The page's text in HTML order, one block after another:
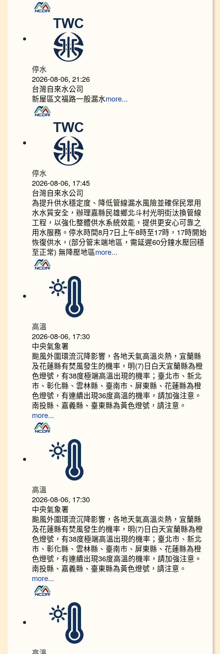
停水
2026-08-06, 21:26
台灣自來水公司
新屋區文福路一般漏水more...
停水
2026-08-06, 17:45
台灣自來水公司
為提升供水穩定度、降低管線漏水風險並確保民眾用
水水質安全，辦理嘉縣民雄鄉北斗村光明街汰換管線
工程，以強化整體供水系統效能，提供更安心可靠之
用水服務。停水時間8月7日上午8時至17時，17時開始
恢復供水，(部分管末端地區，需延遲60分鐘水壓回穩
至正常) 無降壓地區more...
高溫
2026-08-06, 17:30
中央氣象署
颱風外圍環流沉降影響，各地天氣高溫炎熱，宜蘭縣
及花蓮縣有焚風發生的機率，明(7)日白天宜蘭縣為橙
色燈號，有38度極端高溫出現的機率；臺北市、新北
市、彰化縣、雲林縣、臺南市、屏東縣、花蓮縣為橙
色燈號，有連續出現36度高溫的機率，請加強注意。
南投縣、嘉義縣、臺東縣為黃色燈號，請注意。
more...
高溫
2026-08-06, 17:30
中央氣象署
颱風外圍環流沉降影響，各地天氣高溫炎熱，宜蘭縣
及花蓮縣有焚風發生的機率，明(7)日白天宜蘭縣為橙
色燈號，有38度極端高溫出現的機率；臺北市、新北
市、彰化縣、雲林縣、臺南市、屏東縣、花蓮縣為橙
色燈號，有連續出現36度高溫的機率，請加強注意。
南投縣、嘉義縣、臺東縣為黃色燈號，請注意。
more...